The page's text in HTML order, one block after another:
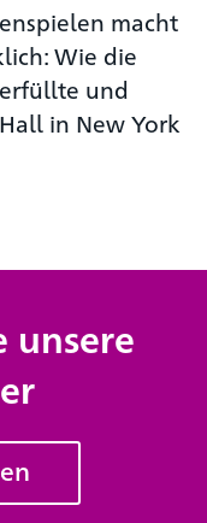
macht
Wie die
und
in New York
unsere